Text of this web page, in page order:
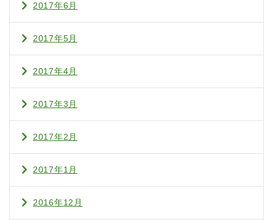
2017年6月
2017年5月
2017年4月
2017年3月
2017年2月
2017年1月
2016年12月